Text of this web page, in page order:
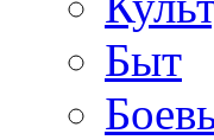
Быт